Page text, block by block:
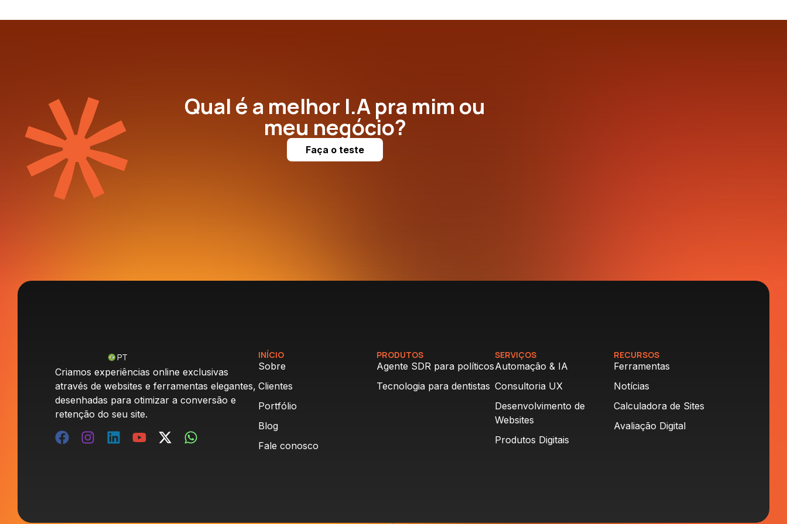
Qual é a melhor I.A pra mim ou
meu negócio?
Faça o teste
PT
Criamos experiências online exclusivas
através de websites e ferramentas elegantes,
desenhadas para otimizar a conversão e
retenção do seu site.
INÍCIO
Sobre
Clientes
Portfólio
Blog
Fale conosco
PRODUTOS
Agente SDR para políticos
Tecnologia para dentistas
SERVIÇOS
Automação & IA
Consultoria UX
Desenvolvimento de
Websites
Produtos Digitais
RECURSOS
Ferramentas
Notícias
Calculadora de Sites
Avaliação Digital